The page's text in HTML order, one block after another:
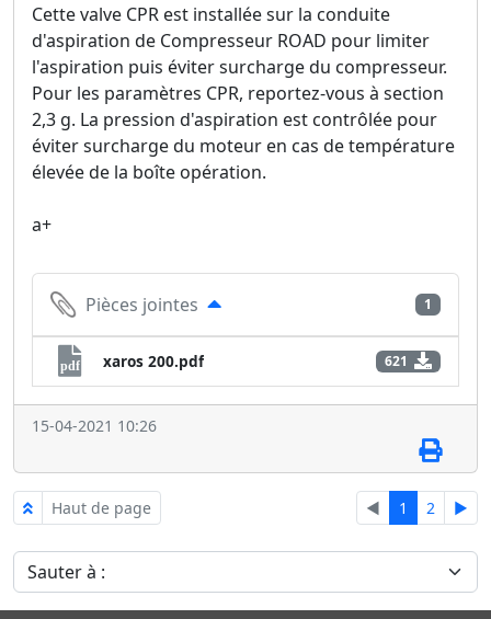
Cette valve CPR est installée sur la conduite
d'aspiration de Compresseur ROAD pour limiter
l'aspiration puis éviter surcharge du compresseur.
Pour les paramètres CPR, reportez-vous à section
2,3 g. La pression d'aspiration est contrôlée pour
éviter surcharge du moteur en cas de température
élevée de la boîte opération.
a+
Pièces jointes 1
pdf xaros 200.pdf 621
15-04-2021 10:26
Haut de page ◄ 1 2 ►
Sauter à :